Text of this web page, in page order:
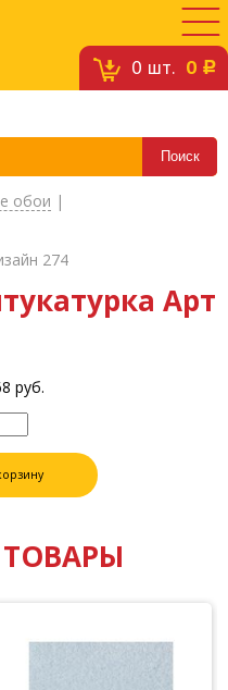
0 шт. 0 c
обои |
274
Арт
руб.